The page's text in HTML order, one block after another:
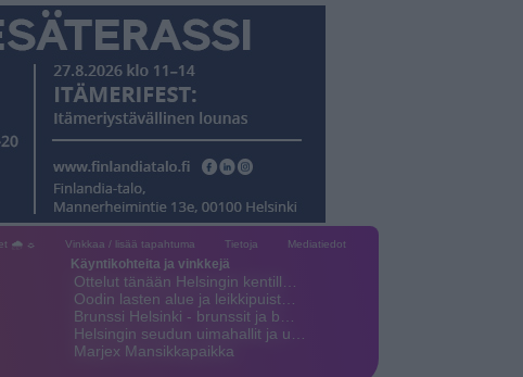
🌧 ☼ Vinkkaa / lisää tapahtuma Tietoja Mediatiedot
Käyntikohteita ja vinkkejä
Ottelut tänään Helsingin kentill…
Oodin lasten alue ja leikkipuist…
Brunssi Helsinki - brunssit ja b…
Helsingin seudun uimahallit ja u…
Marjex Mansikkapaikka